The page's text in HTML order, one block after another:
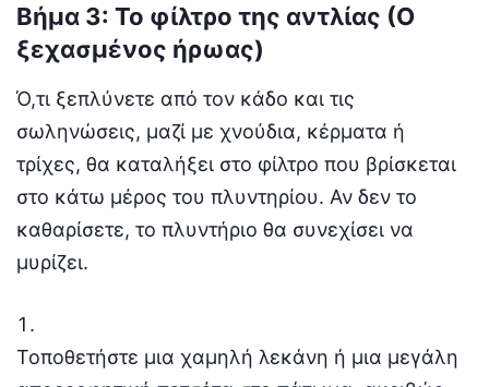
Βήμα 3: Το φίλτρο της αντλίας (Ο
ξεχασμένος ήρωας)
Ό,τι ξεπλύνετε από τον κάδο και τις
σωληνώσεις, μαζί με χνούδια, κέρματα ή
τρίχες, θα καταλήξει στο φίλτρο που βρίσκεται
στο κάτω μέρος του πλυντηρίου. Αν δεν το
καθαρίσετε, το πλυντήριο θα συνεχίσει να
μυρίζει.
Τοποθετήστε μια χαμηλή λεκάνη ή μια μεγάλη